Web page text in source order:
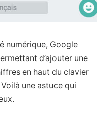
numérique, Google
d’ajouter une
en haut du clavier
une astuce qui